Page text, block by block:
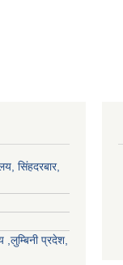
सिंहदरबार,
,लुम्बिनी प्रदेश,